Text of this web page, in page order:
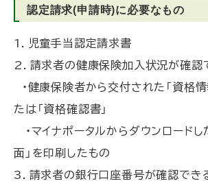
認定請求(申請時)に必要なもの
1．児童手当認定請求書
2．請求者の健康保険加入状況が確認
・健康保険者から交付された「資格
たは「資格確認書」
・マイナポータルからダウンロードし
面」を印刷したもの
3．請求者の銀行口座番号が確認でき